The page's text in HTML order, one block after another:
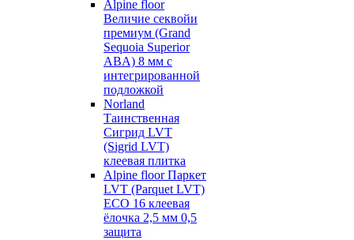
Alpine floor
Величие секвойи
премиум (Grand
Sequoia Superior
ABA) 8 мм с
интегрированной
подложкой
Norland
Таинственная
Сигрид LVT
(Sigrid LVT)
клеевая плитка
Alpine floor Паркет
LVT (Parquet LVT)
ECO 16 клеевая
ёлочка 2,5 мм 0,5
защита